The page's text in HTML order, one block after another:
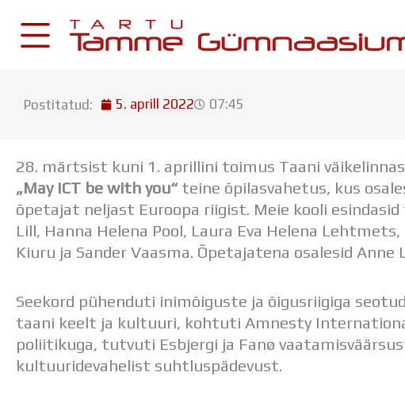
content
Postkast
Drive
Tamme TV
Tamme Leht
Koorilaul
Postitatud: 5. aprill 2022 07:45
28. märtsist kuni 1. aprillini toimus Taani
„May ICT be with you“ teine õpilasvahetus, kus
õpetajat neljast Euroopa riigist. Meie kooli
Lill, Hanna Helena Pool, Laura Eva Helena
Kiuru ja Sander Vaasma. Õpetajatena osalesid Anne
Seekord pühenduti inimõiguste ja õigusriigiga
taani keelt ja kultuuri, kohtuti Amnesty
poliitikuga, tutvuti Esbjergi ja Fanø
kultuuridevahelist suhtluspädevust.